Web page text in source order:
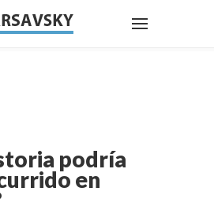
podría
en